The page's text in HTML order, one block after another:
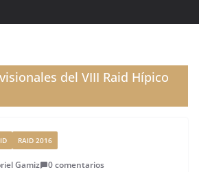
te l e
n
l re p
rt
ir
del VIII Raid Hípico
RAID 2016
Gamiz
0 comentarios